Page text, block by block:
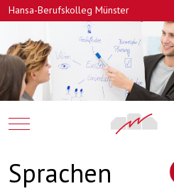
Hansa-Berufskolleg Münster
Mobile Menu Toggle
Sprachen